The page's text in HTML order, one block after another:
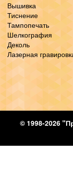
Вышивка
Тиснение
Тампопечать
Шелкография
Деколь
Лазерная
© 1998-2026